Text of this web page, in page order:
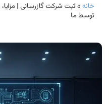
خانه»ثبت شرکت گازرسانی |
توسط ما